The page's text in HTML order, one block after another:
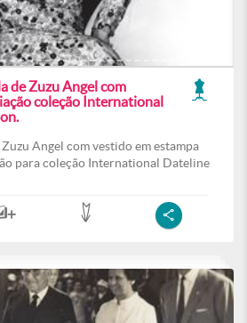
de Zuzu Angel com
coleção International
Angel com vestido em estampa
para coleção International Dateline